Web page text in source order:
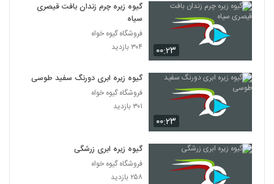
۰۰:۲۳
گیوه زیره چرم زندان بافت قیصری
سیاه
فروشگاه گیوه خواه
۳۰۴ بازدید
۰۰:۲۳
گیوه زیره ابری دورنگ سفید طوسی
فروشگاه گیوه خواه
۳۰۱ بازدید
گیوه زیره ابری زرشگی
فروشگاه گیوه خواه
۲۵۸ بازدید